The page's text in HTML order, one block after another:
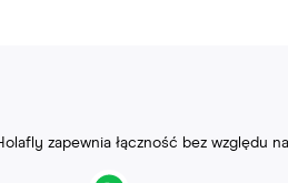
zapewnia łączność bez względu